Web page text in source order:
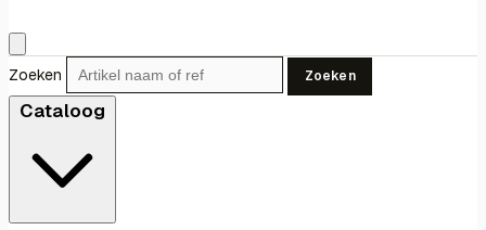
Zoeken Zoeken
Cataloog